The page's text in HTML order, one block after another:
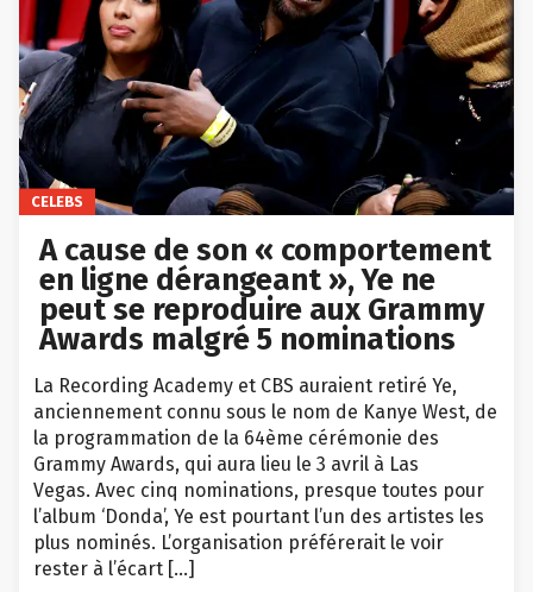
CELEBS
A cause de son « comportement
en ligne dérangeant », Ye ne
peut se reproduire aux Grammy
Awards malgré 5 nominations
La Recording Academy et CBS auraient retiré Ye,
anciennement connu sous le nom de Kanye West, de
la programmation de la 64ème cérémonie des
Grammy Awards, qui aura lieu le 3 avril à Las
Vegas. Avec cinq nominations, presque toutes pour
l’album ‘Donda’, Ye est pourtant l’un des artistes les
plus nominés. L’organisation préférerait le voir
rester à l’écart […]